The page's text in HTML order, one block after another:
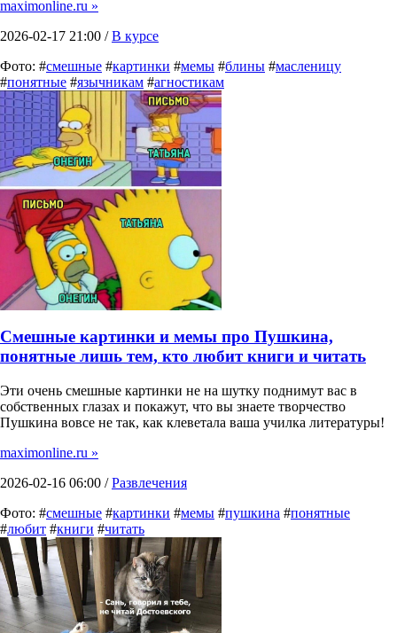
maximonline.ru »
2026-02-17 21:00 /В курсе
Фото: #смешные #картинки #мемы #блины #масленицу
#понятные #язычникам #агностикам
Смешные картинки и мемы про Пушкина,
понятные лишь тем, кто любит книги и читать
Эти очень смешные картинки не на шутку поднимут вас в
собственных глазах и покажут, что вы знаете творчество
Пушкина вовсе не так, как клеветала ваша училка литературы!
maximonline.ru »
2026-02-16 06:00 /Развлечения
Фото: #смешные #картинки #мемы #пушкина #понятные
#любит #книги #читать